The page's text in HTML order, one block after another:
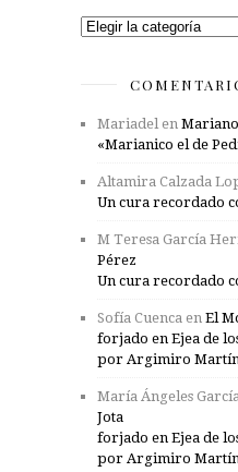
Categorías
Mariadel en
«Marianico el de
Altamira Calzada
Un cura recordado
M Teresa García
Pérez
Un cura recordado
Sofía Cuenca en El
forjado en Ejea de
por Argimiro Martín
María Ángeles García
Jota
forjado en Ejea de
por Argimiro Martín